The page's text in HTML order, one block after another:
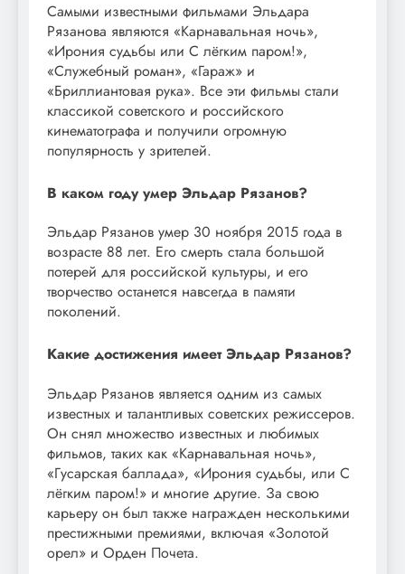
Самыми известными фильмами Эльдара
Рязанова являются «Карнавальная ночь»,
«Ирония судьбы или С лёгким паром!»,
«Служебный роман», «Гараж» и
«Бриллиантовая рука». Все эти фильмы стали
классикой советского и российского
кинематографа и получили огромную
популярность у зрителей.
В каком году умер Эльдар Рязанов?
Эльдар Рязанов умер 30 ноября 2015 года в
возрасте 88 лет. Его смерть стала большой
потерей для российской культуры, и его
творчество останется навсегда в памяти
поколений.
Какие достижения имеет Эльдар Рязанов?
Эльдар Рязанов является одним из самых
известных и талантливых советских режиссеров.
Он снял множество известных и любимых
фильмов, таких как «Карнавальная ночь»,
«Гусарская баллада», «Ирония судьбы, или С
лёгким паром!» и многие другие. За свою
карьеру он был также награжден несколькими
престижными премиями, включая «Золотой
орел» и Орден Почета.